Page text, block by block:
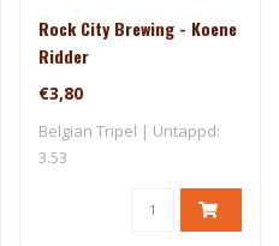
Rock City Brewing - Koene
Ridder
€3,80
Belgian Tripel | Untappd:
3.53